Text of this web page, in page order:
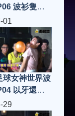
波衫隻抽
01
球女神世界波
以牙還牙
FIFA19
29